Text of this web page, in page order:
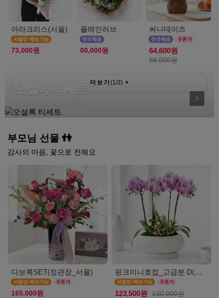
아라크리스(서울)
73,000원
플레인러브
60,000원
써니데이즈
64,600원
68,000원
더보기 (1 /2)+
오설록 티세트
플라워 향기 차로 물들다
부모님 선물 👫
감사의 마음, 꽃으로 전해요
다보록SET(정관장_서울)
165,000원
핑크미니호접_고급분 D(서울)
123,500원 130,000원